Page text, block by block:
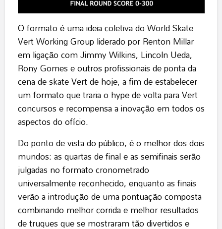
O formato é uma ideia coletiva do World Skate
Vert Working Group liderado por Renton Millar
em ligação com Jimmy Wilkins, Lincoln Ueda,
Rony Gomes e outros profissionais de ponta da
cena de skate Vert de hoje, a fim de estabelecer
um formato que traria o hype de volta para Vert
concursos e recompensa a inovação em todos os
aspectos do ofício.
Do ponto de vista do público, é o melhor dos dois
mundos: as quartas de final e as semifinais serão
julgadas no formato cronometrado
universalmente reconhecido, enquanto as finais
verão a introdução de uma pontuação composta
combinando melhor corrida e melhor resultados
de truques que se mostraram tão divertidos e